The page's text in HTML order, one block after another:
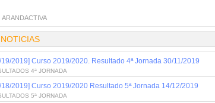
ARANDACTIVA
2019] Curso 2019/2020. Resultado 4ª Jornada 30/11/2019
4ª JORNADA
2019] Curso 2019/2020 Resultado 5ª Jornada 14/12/2019
5ª JORNADA